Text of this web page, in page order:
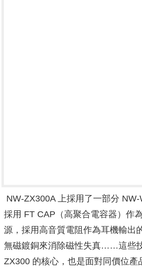
NW-ZX300A 上採用了一部分
採用 FT CAP（高聚合電容器）作
源，採用高音質電阻作為耳機輸出
無磁鍍銅來消除磁性失真……這些
ZX300 的核心，也是面對同價位產